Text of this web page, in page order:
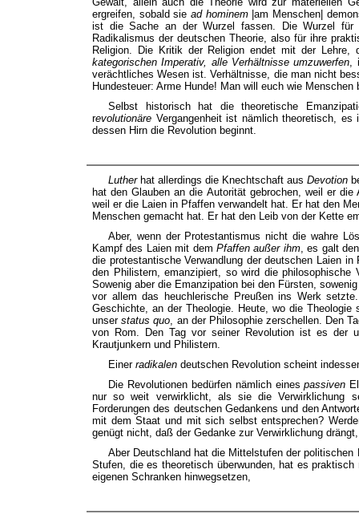
ergreifen, sobald siead hominem|am Menschen|
ist die Sache an der Wurzel fassen. Die Wurzel
Radikalismus der deutschen Theorie, also für ihre
Religion. Die Kritik der Religion endet mit der
kategorischen Imperativ, alle Verhältnisse umzuwerfen,
verächtliches Wesen ist. Verhältnisse, die man nicht
Hundesteuer: Arme Hunde! Man will euch wie Menschen
Selbst historisch hat die theoretische
revolutionäre Vergangenheit ist nämlich theoretisch,
dessen Hirn die Revolution beginnt.
Lutherhat allerdings die Knechtschaft ausDevotion
hat den Glauben an die Autorität gebrochen, weil er
weil er die Laien in Pfaffen verwandelt hat. Er hat den
Menschen gemacht hat. Er hat den Leib von der Kette
Aber, wenn der Protestantismus nicht die wahre
Kampf des Laien mit dem Pfaffen außer ihm, es galt
die protestantische Verwandlung der deutschen Laien
den Philistern, emanzipiert, so wird die
Sowenig aber die Emanzipation bei den Fürsten,
vor allem das heuchlerische Preußen ins Werk
Geschichte, an der Theologie. Heute, wo die
unserstatus quo, an der Philosophie zerschellen. Den
von Rom. Den Tag vor seiner Revolution ist es der
Krautjunkern und Philistern.
Einer radikalen deutschen Revolution scheint
Die Revolutionen bedürfen nämlich einespassiven
nur so weit verwirklicht, als sie die Verwirklichung
Forderungen des deutschen Gedankens und den
mit dem Staat und mit sich selbst entsprechen?
genügt nicht, daß der Gedanke zur Verwirklichung
Aber Deutschland hat die Mittelstufen der
Stufen, die es theoretisch überwunden, hat es
eigenen Schranken hinwegsetzen,